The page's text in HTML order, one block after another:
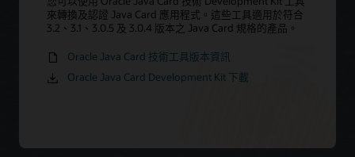
來轉換及認證 Java Card 應用程式。這些工具適用於符合
3.2、3.1、3.0.5 及 3.0.4 版本之 Java Card 規格的產品。
Oracle Java Card 技術工具版本資訊
Oracle Java Card Development Kit 下載